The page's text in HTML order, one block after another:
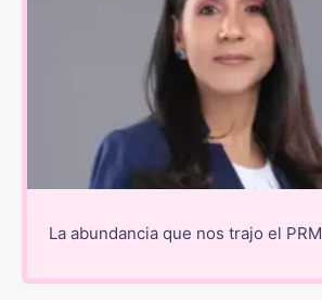
La abundancia que nos trajo el PRM